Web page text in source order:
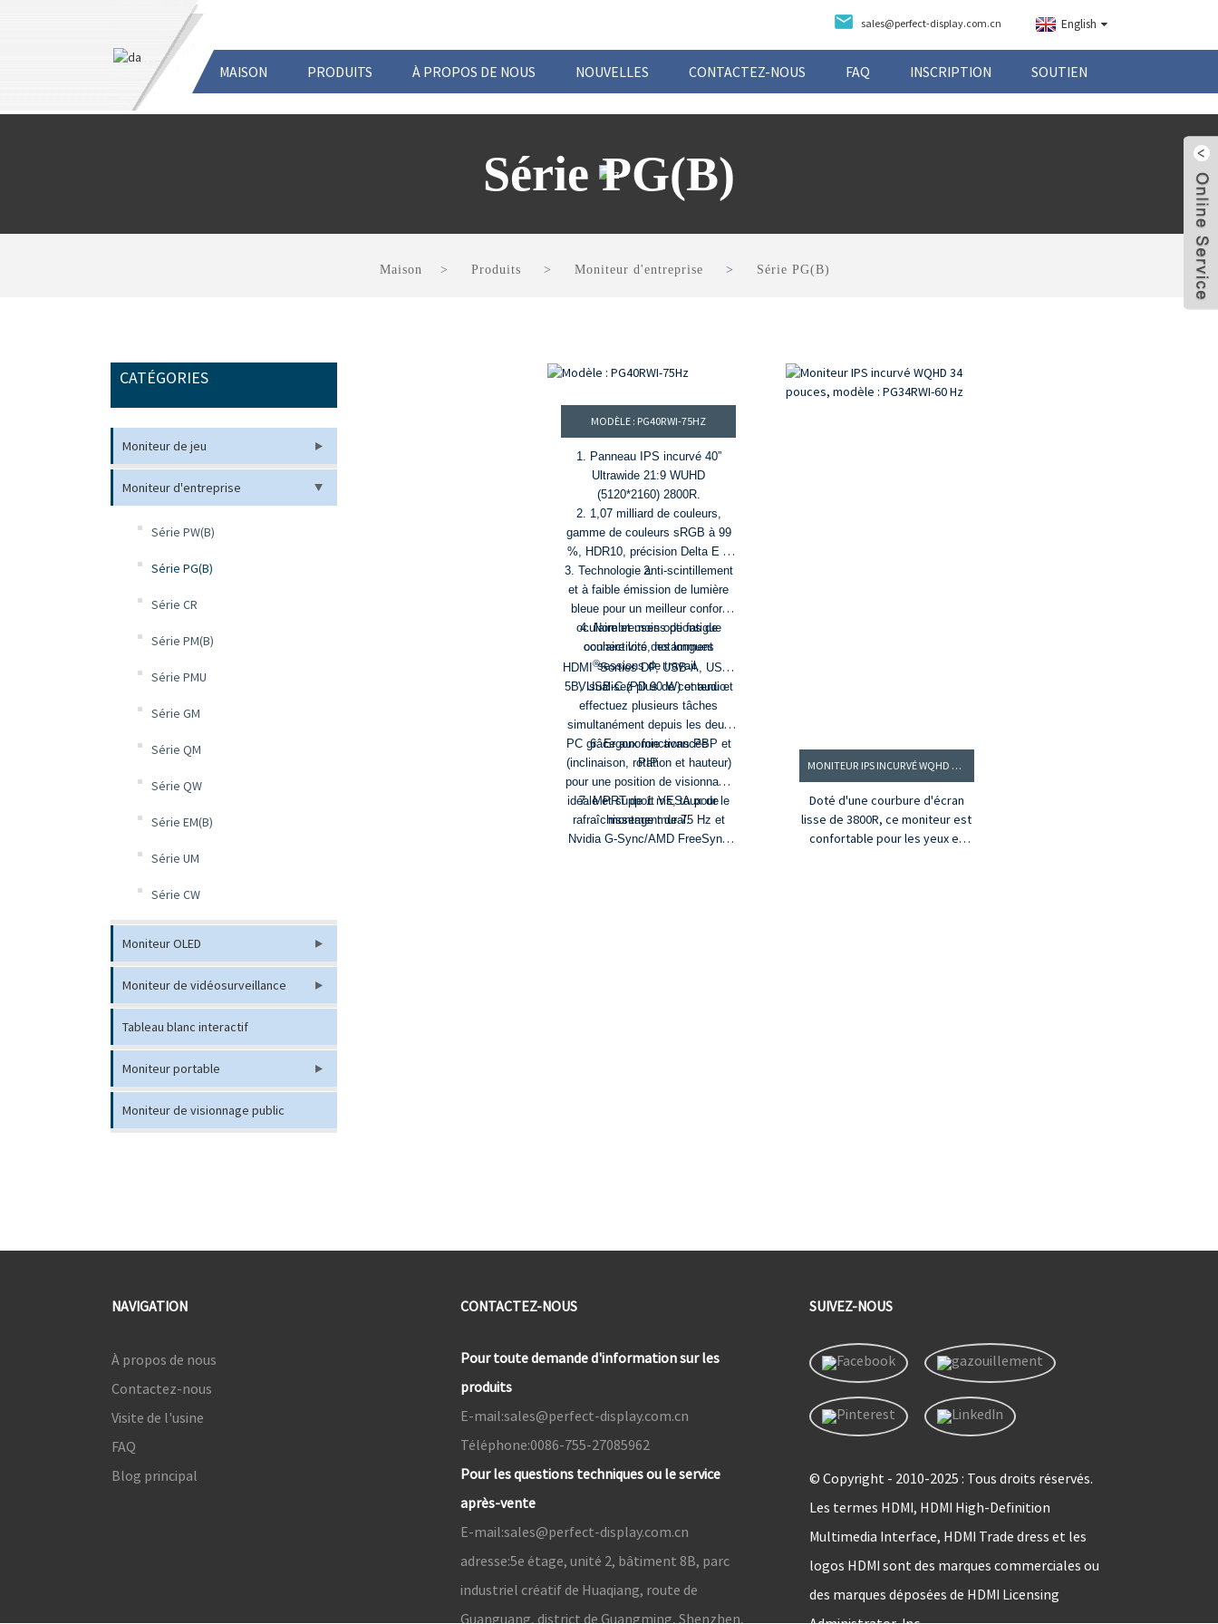
sales@perfect-display.com.cn English
MAISON PRODUITS À PROPOS DE NOUS NOUVELLES CONTACTEZ-NOUS FAQ INSCRIPTION SOUTIEN
Série PG(B)
Maison Produits Moniteur d'entreprise Série PG(B)
CATÉGORIES
Moniteur de jeu
Moniteur d'entreprise
Série PW(B)
Série PG(B)
Série CR
Série PM(B)
Série PMU
Série GM
Série QM
Série QW
Série EM(B)
Série UM
Série CW
Moniteur OLED
Moniteur de vidéosurveillance
Tableau blanc interactif
Moniteur portable
Moniteur de visionnage public
MODÈLE : PG40RWI-75HZ
1. Panneau IPS incurvé 40”
Ultrawide 21:9 WUHD
(5120*2160) 2800R.
2. 1,07 milliard de couleurs,
gamme de couleurs sRGB à 99
%, HDR10, précision Delta E <
2.
3. Technologie anti-scintillement
et à faible émission de lumière
bleue pour un meilleur confort
oculaire et moins de fatigue
oculaire lors des longues
sessions de travail.
4. Nombreuses options de
connectivité, notamment
HDMI®Sorties DP, USB-A, USB-
B, USB-C (PD 90 W) et audio
5. Visualisez plus de contenu et
effectuez plusieurs tâches
simultanément depuis les deux
PC grâce aux fonctions PBP et
PIP.
6. Ergonomie avancée
(inclinaison, rotation et hauteur)
pour une position de visionnage
idéale et support VESA pour le
montage mural.
7. MPRT de 1 ms, taux de
rafraîchissement de 75 Hz et
Nvidia G-Sync/AMD FreeSync
MONITEUR IPS INCURVÉ WQHD 34 POUCES, MODÈLE : PG34RWI-60 HZ
Doté d'une courbure d'écran
lisse de 3800R, ce moniteur est
confortable pour les yeux et
NAVIGATION
À propos de nous
Contactez-nous
Visite de l'usine
FAQ
Blog principal
CONTACTEZ-NOUS
Pour toute demande d'information sur les
produits
E-mail:sales@perfect-display.com.cn
Téléphone:0086-755-27085962
Pour les questions techniques ou le service
après-vente
E-mail:sales@perfect-display.com.cn
adresse:5e étage, unité 2, bâtiment 8B, parc
industriel créatif de Huaqiang, route de
Guanguang, district de Guangming, Shenzhen,
SUIVEZ-NOUS
© Copyright - 2010-2025 : Tous droits réservés.
Les termes HDMI, HDMI High-Definition
Multimedia Interface, HDMI Trade dress et les
logos HDMI sont des marques commerciales ou
des marques déposées de HDMI Licensing